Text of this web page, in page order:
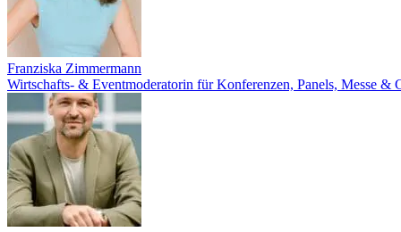
Franziska Zimmermann
Wirtschafts- & Eventmoderatorin für Konferenzen, Panels, Messe &